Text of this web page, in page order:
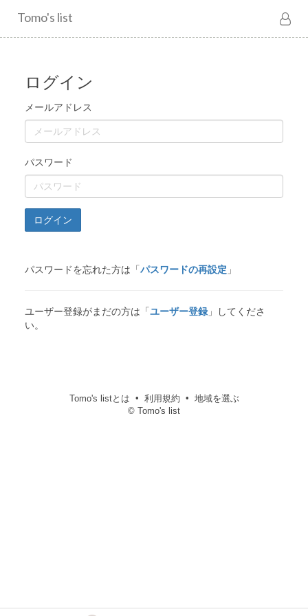
Tomo's list
ログイン
メールアドレス
パスワード
ログイン
パスワードを忘れた方は「パスワードの再設定 」
ユーザー登録がまだの方は「ユーザー登録」してくださ
い。
Tomo's listとは 利用規約
地域を選ぶ
© Tomo's list